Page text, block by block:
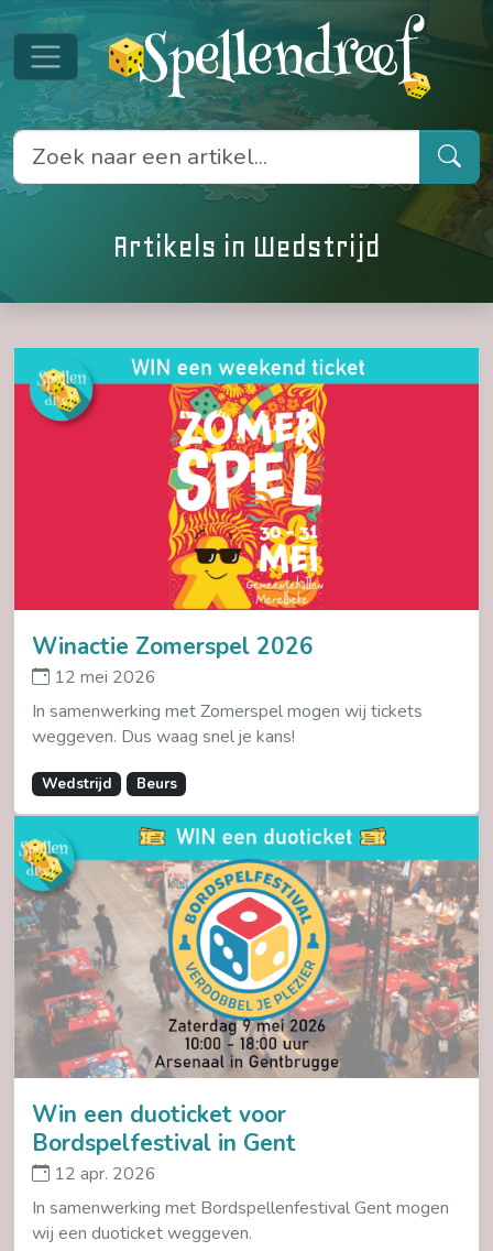
Artikels in Wedstrijd
Winactie Zomerspel 2026
12 mei 2026
In samenwerking met Zomerspel mogen wij tickets
weggeven. Dus waag snel je kans!
Wedstrijd Beurs
Win een duoticket voor
Bordspelfestival in Gent
12 apr. 2026
In samenwerking met Bordspellenfestival Gent mogen
wij een duoticket weggeven.